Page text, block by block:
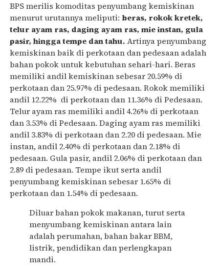
BPS merilis komoditas penyumbang kemiskinan
menurut urutannya meliputi: beras, rokok kretek,
telur ayam ras, daging ayam ras, mie instan, gula
pasir, hingga tempe dan tahu. Artinya penyumbang
kemiskinan baik di perkotaan dan pedesaan adalah
bahan pokok untuk kebutuhan sehari-hari. Beras
memiliki andil kemiskinan sebesar 20.59% di
perkotaan dan 25.97% di pedesaan. Rokok memiliki
andil 12.22% di perkotaan dan 11.36% di Pedesaan.
Telur ayam ras memiliki andil 4.26% di perkotaan
dan 3.53% di Pedesaan. Daging ayam ras memiliki
andil 3.83% di perkotaan dan 2.20 di pedesaan. Mie
instan, andil 2.40% di perkotaan dan 2.18% di
pedesaan. Gula pasir, andil 2.06% di perkotaan dan
2.89 di pedesaan. Tempe ikut serta andil
penyumbang kemiskinan sebesar 1.65% di
perkotaan dan 1.54% di pedesaan.
Diluar bahan pokok makanan, turut serta
menyumbang kemiskinan antara lain
adalah perumahan, bahan bakar BBM,
listrik, pendidikan dan perlengkapan
mandi.